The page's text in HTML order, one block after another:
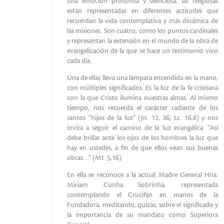
están representadas en diferentes actitudes que
recuerdan la vida contemplativa y más dinámica de
las misiones. Son cuatro, como los puntos cardinales
y representan la extensión en el mundo de la obra de
evangelización de la que se hace un testimonio vivo
cada día.
Una de ellas lleva una lámpara encendida en la mano,
con múltiples significados. Es la luz de la fe cristiana
con la que Cristo ilumina nuestras almas. Al mismo
tiempo, nos recuerda el carácter radiante de los
santos “hijos de la luz” (Jn. 12, 36; Lc. 16,8) y nos
invita a seguir el camino de la luz evangélica: “Así
debe brillar ante los ojos de los hombres la luz que
hay en ustedes, a fin de que ellos vean sus buenas
obras…” (Mt. 5,16).
En ella se reconoce a la actual Madre General Hna.
Miriam Cunha Sobrinha, representada
contemplando el Crucifijo en manos de la
Fundadora, meditando, quizás, sobre el significado y
la importancia de su mandato como Superiora